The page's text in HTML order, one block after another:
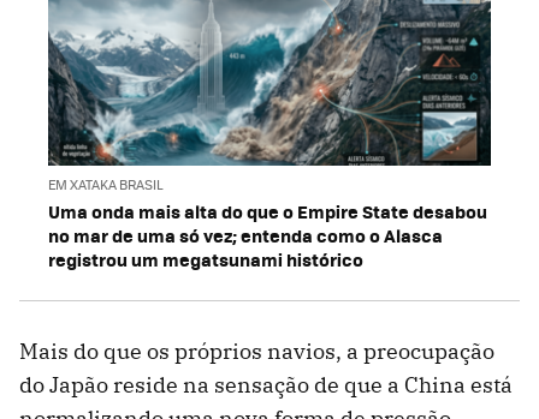
EM XATAKA BRASIL
Uma onda mais alta do que o Empire State desabou
no mar de uma só vez; entenda como o Alasca
registrou um megatsunami histórico
Mais do que os próprios navios, a preocupação
do Japão reside na sensação de que a China está